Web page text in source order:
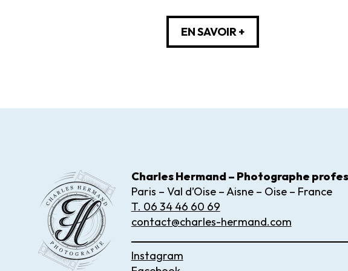
EN SAVOIR +
Charles Hermand – Photographe
Paris – Val d’Oise – Aisne – Oise – France
T. 06 34 46 60 69
contact@charles-hermand.com
Instagram